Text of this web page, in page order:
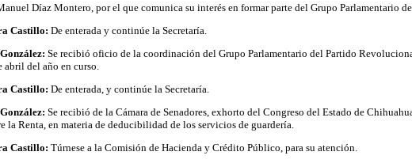
Díaz Montero, por el que comunica su interés en formar parte del Grupo Parlamentario
Castillo: De enterada y continúe la Secretaría.
Se recibió oficio de la coordinación del Grupo Parlamentario del Partido
del año en curso.
Castillo: De enterada, y continúe la Secretaría.
Se recibió de la Cámara de Senadores, exhorto del Congreso del Estado de
Renta, en materia de deducibilidad de los servicios de guardería.
Castillo: Túrnese a la Comisión de Hacienda y Crédito Público, para su atención.